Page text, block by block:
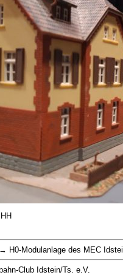
→ H0-Modulanlage des MEC
Club Idstein/Ts. e.V.